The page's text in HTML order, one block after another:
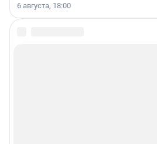
6 августа, 18:00